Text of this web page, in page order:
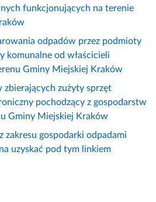
funkcjonujących na terenie
odpadów przez podmioty
komunalne od właścicieli
Gminy Miejskiej Kraków
zużyty sprzęt
pochodzący z gospodarstw
Gminy Miejskiej Kraków
zakresu gospodarki odpadami
uzyskać pod tym linkiem